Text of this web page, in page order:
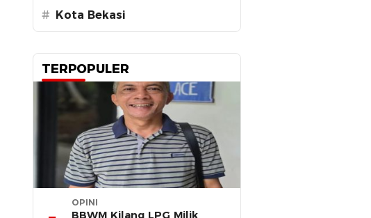
# Kota Bekasi
TERPOPULER
OPINI
BBWM Kilang LPG Milik